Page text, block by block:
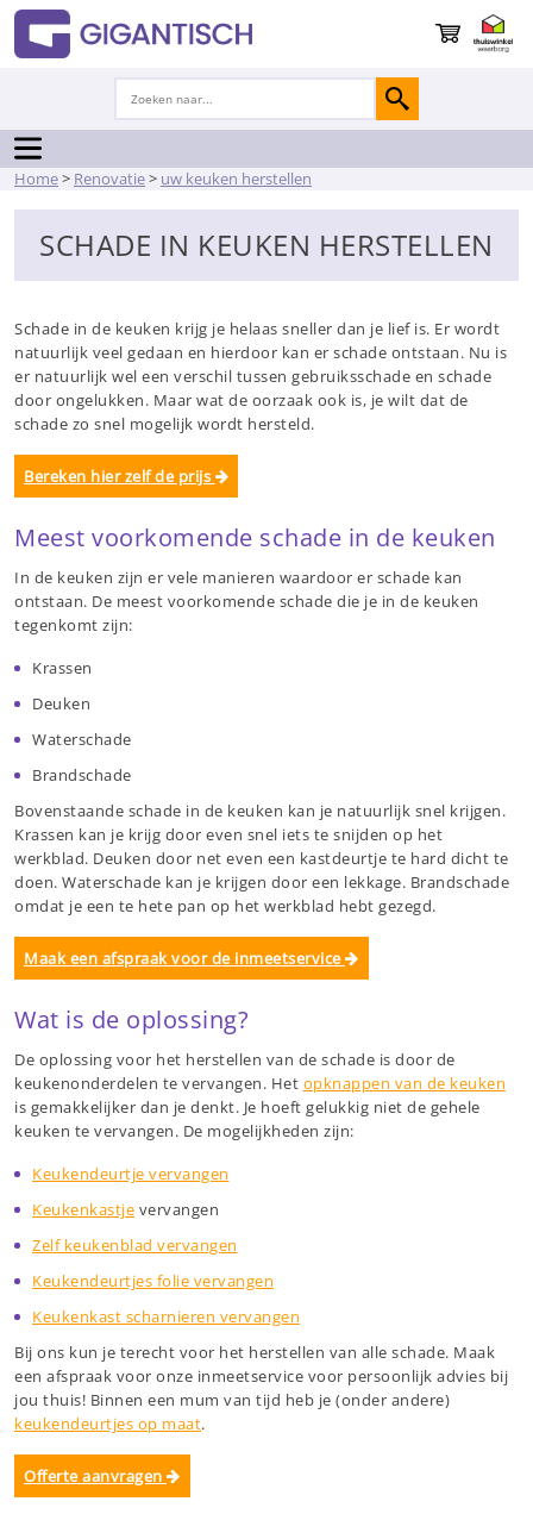
Home> Renovatie> uw keuken herstellen
SCHADE IN KEUKEN HERSTELLEN
Schade in de keuken krijg je helaas sneller dan je lief is. Er wordt
natuurlijk veel gedaan en hierdoor kan er schade ontstaan. Nu is
er natuurlijk wel een verschil tussen gebruiksschade en schade
door ongelukken. Maar wat de oorzaak ook is, je wilt dat de
schade zo snel mogelijk wordt hersteld.
Bereken hier zelf de prijs
Meest voorkomende schade in de keuken
In de keuken zijn er vele manieren waardoor er schade kan
ontstaan. De meest voorkomende schade die je in de keuken
tegenkomt zijn:
Krassen
Deuken
Waterschade
Brandschade
Bovenstaande schade in de keuken kan je natuurlijk snel krijgen.
Krassen kan je krijg door even snel iets te snijden op het
werkblad. Deuken door net even een kastdeurtje te hard dicht te
doen. Waterschade kan je krijgen door een lekkage. Brandschade
omdat je een te hete pan op het werkblad hebt gezegd.
Maak een afspraak voor de inmeetservice
Wat is de oplossing?
De oplossing voor het herstellen van de schade is door de
keukenonderdelen te vervangen. Het opknappen van de keuken
is gemakkelijker dan je denkt. Je hoeft gelukkig niet de gehele
keuken te vervangen. De mogelijkheden zijn:
Keukendeurtje vervangen
Keukenkastje vervangen
Zelf keukenblad vervangen
Keukendeurtjes folie vervangen
Keukenkast scharnieren vervangen
Bij ons kun je terecht voor het herstellen van alle schade. Maak
een afspraak voor onze inmeetservice voor persoonlijk advies bij
jou thuis! Binnen een mum van tijd heb je (onder andere)
keukendeurtjes op maat.
Offerte aanvragen